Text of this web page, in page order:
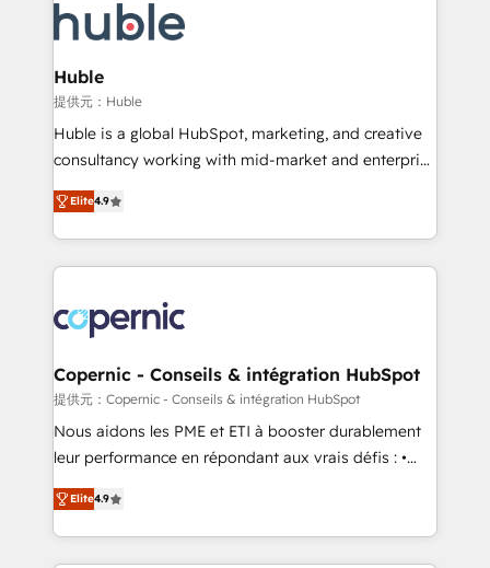
new HubSpot portal with Advanced Website and
CRM Migrations using our in-house "HubScrub" Tool.
skills, processes, and internal team you need to
attract the right buyers, close deals faster, and grow
without outside dependencies. You’ll learn how to: •
Set up, audit, and organize your HubSpot portal •
Get your sales team fully using HubSpot • Track
pipeline and revenue across the entire buyer journey
growth • Create content and videos that attract
buyers • Use AI to scale smarter Our coaching-led
lasts. So if you're ready to become the most trusted
voice in your market, let’s talk.
Huble
提供元：Huble
Huble is a global HubSpot, marketing, and creative
consultancy working with mid-market and enterprise
businesses. We go beyond implementation, shaping
the strategy, processes, and teams that turn
HubSpot into a genuine growth engine. Named
HubSpot's Global Partner of the Year in 2024,
worldwide, and with over 15 years in the ecosystem,
Huble has built a track record that speaks for itself.
One company, one operating model, delivering
across offices and consulting teams in the UK, USA,
Canada, Germany, France, Belgium, Singapore, and
South Africa. Certified compliant with ISO/IEC
international offices and 175+ employees.
Elite4.9
Copernic - Conseils & intégration HubSpot
提供元：Copernic - Conseils & intégration HubSpot
Nous aidons les PME et ETI à booster durablement
leur performance en répondant aux vrais défis : •
Intégration de HubSpot avec d’autres outils (ERP,
téléphonie, etc.) • Alignement des équipes grâce à un
outil et des données partagées • Amélioration de la
collecte et de l’analyse des données pour des
Elite4.9